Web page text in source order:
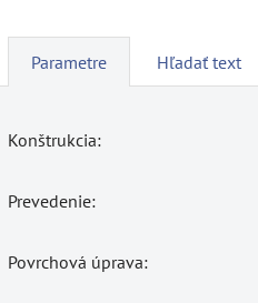
Parametre Hľadať text
Konštrukcia:
Prevedenie:
Povrchová úprava: